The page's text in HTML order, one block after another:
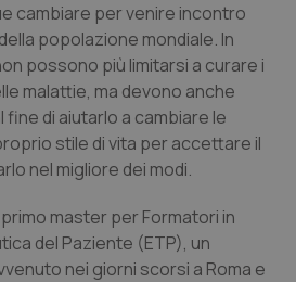
cambiare per venire incontro
popolazione mondiale. In
possono più limitarsi a curare i
malattie, ma devono anche
di aiutarlo a cambiare le
stile di vita per accettare il
nel migliore dei modi.
master per Formatori in
del Paziente (ETP), un
nei giorni scorsi a Roma e